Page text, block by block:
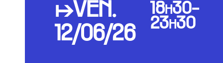
↦VEN.
12/06/26
18h30-
23h30